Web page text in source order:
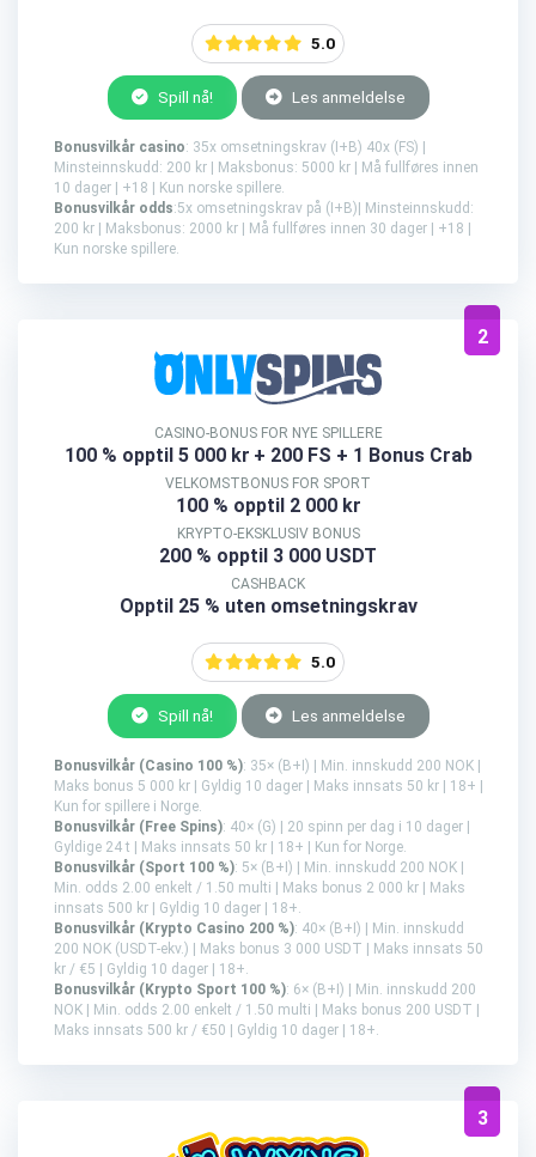
5.0
Spill nå! Les anmeldelse
Bonusvilkår casino: 35x omsetningskrav (I+B) 40x (FS) |
Minsteinnskudd: 200 kr | Maksbonus: 5000 kr | Må fullføres innen
10 dager | +18 | Kun norske spillere.
Bonusvilkår odds:5x omsetningskrav på (I+B)| Minsteinnskudd:
200 kr | Maksbonus: 2000 kr | Må fullføres innen 30 dager | +18 |
Kun norske spillere.
2
CASINO-BONUS FOR NYE SPILLERE
100 % opptil 5 000 kr + 200 FS + 1 Bonus Crab
VELKOMSTBONUS FOR SPORT
100 % opptil 2 000 kr
KRYPTO-EKSKLUSIV BONUS
200 % opptil 3 000 USDT
CASHBACK
Opptil 25 % uten omsetningskrav
5.0
Spill nå! Les anmeldelse
Bonusvilkår (Casino 100 %): 35× (B+I) | Min. innskudd 200 NOK |
Maks bonus 5 000 kr | Gyldig 10 dager | Maks innsats 50 kr | 18+ |
Kun for spillere i Norge.
Bonusvilkår (Free Spins): 40× (G) | 20 spinn per dag i 10 dager |
Gyldige 24 t | Maks innsats 50 kr | 18+ | Kun for Norge.
Bonusvilkår (Sport 100 %): 5× (B+I) | Min. innskudd 200 NOK |
Min. odds 2.00 enkelt / 1.50 multi | Maks bonus 2 000 kr | Maks
innsats 500 kr | Gyldig 10 dager | 18+.
Bonusvilkår (Krypto Casino 200 %): 40× (B+I) | Min. innskudd
200 NOK (USDT-ekv.) | Maks bonus 3 000 USDT | Maks innsats 50
kr / €5 | Gyldig 10 dager | 18+.
Bonusvilkår (Krypto Sport 100 %): 6× (B+I) | Min. innskudd 200
NOK | Min. odds 2.00 enkelt / 1.50 multi | Maks bonus 200 USDT |
Maks innsats 500 kr / €50 | Gyldig 10 dager | 18+.
3